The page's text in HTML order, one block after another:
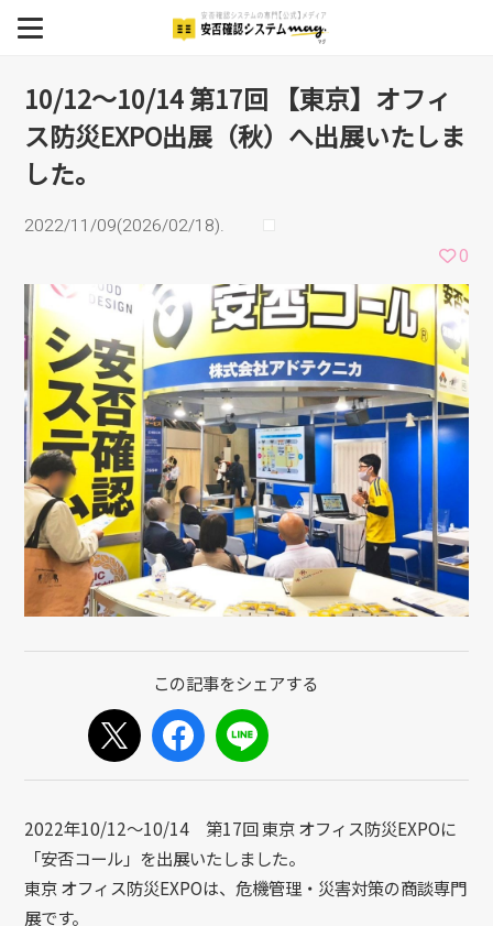
安否確認システム
安否確認システム導入事例
イベント
セミナー
京】オフィス防災EXPO出展
（秋）へ出展いたしまし
た。
10/12～10/14 第17回 【東京】オフィ
ス防災EXPO出展（秋）へ出展いたしま
した。
2022/11/09(2026/02/18).
0
2022年10/12～10/14 第17回 東京 オフィス防災EXPOに
「安否コール」を出展いたしました。
東京 オフィス防災EXPOは、危機管理・災害対策の商談専門
展です。